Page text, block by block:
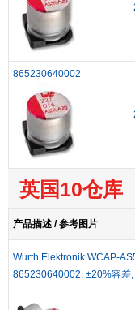
865230640002
英国10仓库
产品描述 / 参考图片
Wurth Elektronik WCAP-
865230640002, ±20%容差,